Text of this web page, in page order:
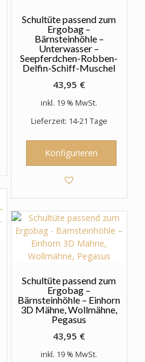
Schultüte passend zum
Ergobag –
Bärnsteinhöhle –
Unterwasser –
Seepferdchen-Robben-
Delfin-Schiff-Muschel
43,95 €
inkl. 19 % MwSt.
Lieferzeit: 14-21 Tage
Konfigurieren
Schultüte passend zum
Ergobag –
Bärnsteinhöhle – Einhorn
3D Mähne, Wollmähne,
Pegasus
43,95 €
inkl. 19 % MwSt.